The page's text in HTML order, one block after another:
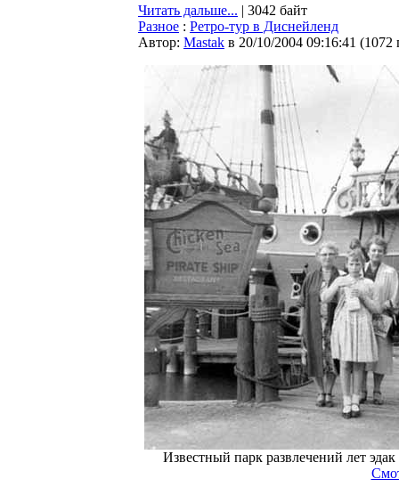
Читать дальше... | 3042 байт
Разное : Ретро-тур в Диснейленд
Автор: Мastak в 20/10/2004 09:16:41 (1072
Известный парк развлечений лет